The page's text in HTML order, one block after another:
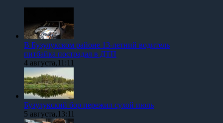
В Бузулукском районе 13-летний водитель
питбайка пострадал в ДТП
4 августа,11:11
Бузулукский бор пережил сухой июль
5 августа,13:11